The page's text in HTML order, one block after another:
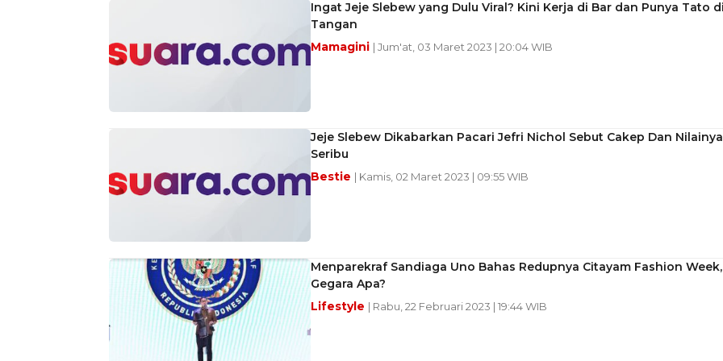
Ingat Jeje Slebew yang Dulu Viral? Kini Kerja di Bar dan Punya Tato
Tangan
Mamagini | Jum'at, 03 Maret 2023 | 20:04 WIB
Jeje Slebew Dikabarkan Pacari Jefri Nichol Sebut Cakep Dan Nilainya
Seribu
Bestie | Kamis, 02 Maret 2023 | 09:55 WIB
Menparekraf Sandiaga Uno Bahas Redupnya Citayam Fashion Week,
Gegara Apa?
Lifestyle | Rabu, 22 Februari 2023 | 19:44 WIB